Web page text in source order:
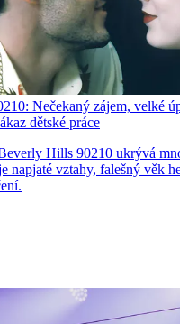
Nečekaný zájem, velké
dětské práce
Hills 90210 ukrývá
napjaté vztahy, falešný věk